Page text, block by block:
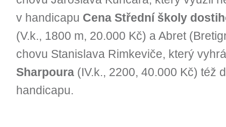
v handicapu Cena Střední školy
(V.k., 1800 m, 20.000 Kč) a Abret
chovu Stanislava Rimkeviče, který
Sharpoura (IV.k., 2200, 40.000 Kč) též
handicapu.